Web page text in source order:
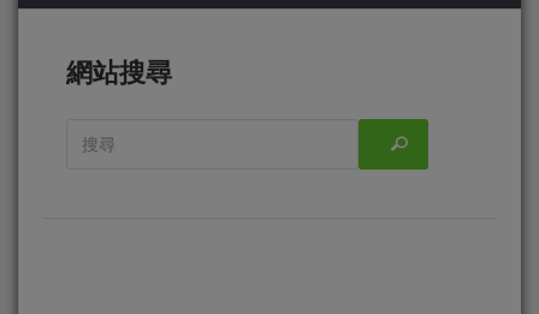
網站搜尋